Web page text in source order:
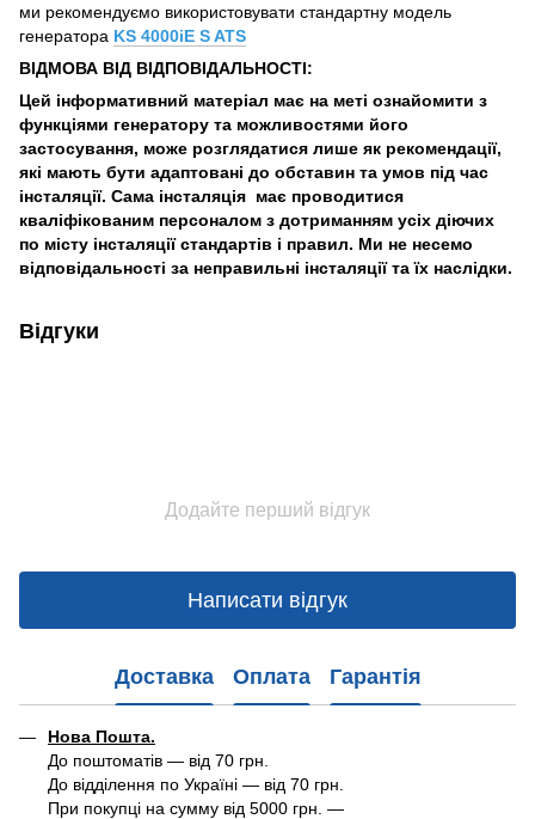
ми рекомендуємо використовувати стандартну модель
генератора KS 4000iE S ATS
ВІДМОВА ВІД ВІДПОВІДАЛЬНОСТІ:
Цей інформативний матеріал має на меті ознайомити з
функціями генератору та можливостями його
застосування, може розглядатися лише як рекомендації,
які мають бути адаптовані до обставин та умов під час
інсталяції. Сама інсталяція має проводитися
кваліфікованим персоналом з дотриманням усіх діючих
по місту інсталяції стандартів і правил. Ми не несемо
відповідальності за неправильні інсталяції та їх наслідки.
Відгуки
Додайте перший відгук
Написати відгук
Доставка Оплата Гарантія
Нова Пошта.
До поштоматів — від 70 грн.
До відділення по Україні — від 70 грн.
При покупці на сумму від 5000 грн. —